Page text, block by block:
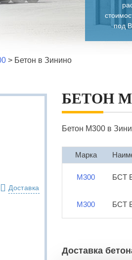
под
> Бетон в Зинино
Доставка
БЕТОН
Бетон М300 в
Марка
М300 БСТ
М300 БСТ
Доставка